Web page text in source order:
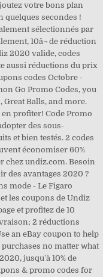
votre bons plan
quelques secondes !
sélectionnés par
10â¬ de réduction
2020 valide, codes
aussi réductions du prix
codes Octobre -
Go Promo Codes, you
Great Balls, and more.
profiter! Code Promo
des sous-
et bien testés. 2 codes
économiser 60%
chez undiz.com. Besoin
des avantages 2020 ?
mode - Le Figaro
les coupons de Undiz
et profitez de 10
2 réductions
an eBay coupon to help
no matter what
jusqu'à 10% de
& promo codes for